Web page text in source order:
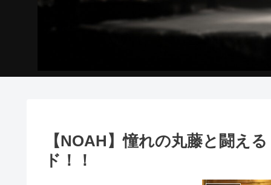
【NOAH】憧れの丸藤と闘え
ド！！